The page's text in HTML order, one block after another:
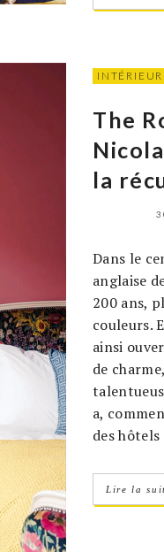
The
la
Dans le
anglaise
200 ans,
couleurs.
ainsi
de
a,
des hôtels
Lire la